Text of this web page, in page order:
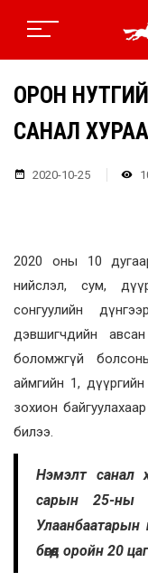
ОРОН
САНАЛ
2020-10-25
2020 оны 10
нийслэл, сум,
сонгуулийн
дэвшигчдийн
боломжгүй
аймгийн 1,
зохион
билээ.
Нэмэлт санал
сарын 25-ны
Улаанбаатарын
бөгөөд оройн 20